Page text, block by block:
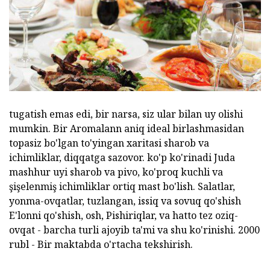
tugatish emas edi, bir narsa, siz ular bilan uy olishi
mumkin. Bir Aromalann aniq ideal birlashmasidan
topasiz bo'lgan to'yingan xaritasi sharob va
ichimliklar, diqqatga sazovor. ko'p ko'rinadi Juda
mashhur uyi sharob va pivo, ko'proq kuchli va
şişelenmiş ichimliklar ortiq mast bo'lish. Salatlar,
yonma-ovqatlar, tuzlangan, issiq va sovuq qo'shish
E'lonni qo'shish, osh, Pishiriqlar, va hatto tez oziq-
ovqat - barcha turli ajoyib ta'mi va shu ko'rinishi. 2000
rubl - Bir maktabda o'rtacha tekshirish.